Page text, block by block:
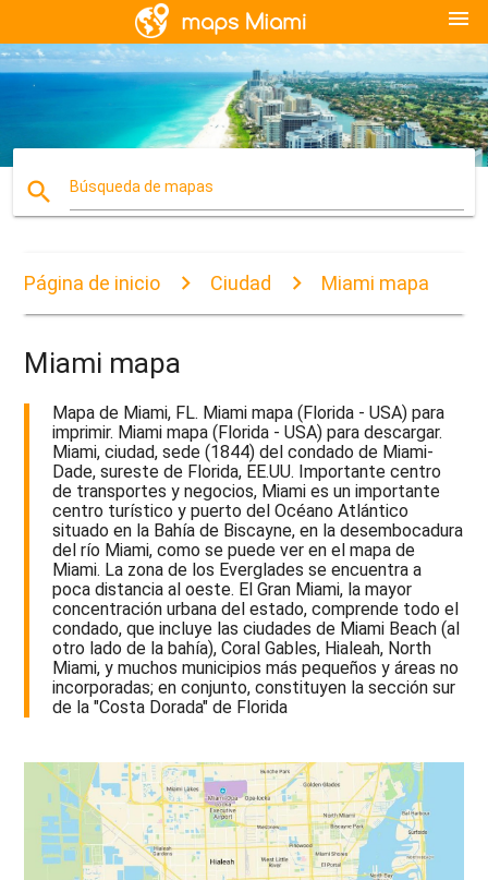
menu
search Búsqueda de mapas
Página de inicio Ciudad Miami mapa
Miami mapa
Mapa de Miami, FL. Miami mapa (Florida - USA) para
imprimir. Miami mapa (Florida - USA) para descargar.
Miami, ciudad, sede (1844) del condado de Miami-
Dade, sureste de Florida, EE.UU. Importante centro
de transportes y negocios, Miami es un importante
centro turístico y puerto del Océano Atlántico
situado en la Bahía de Biscayne, en la desembocadura
del río Miami, como se puede ver en el mapa de
Miami. La zona de los Everglades se encuentra a
poca distancia al oeste. El Gran Miami, la mayor
concentración urbana del estado, comprende todo el
condado, que incluye las ciudades de Miami Beach (al
otro lado de la bahía), Coral Gables, Hialeah, North
Miami, y muchos municipios más pequeños y áreas no
incorporadas; en conjunto, constituyen la sección sur
de la "Costa Dorada" de Florida